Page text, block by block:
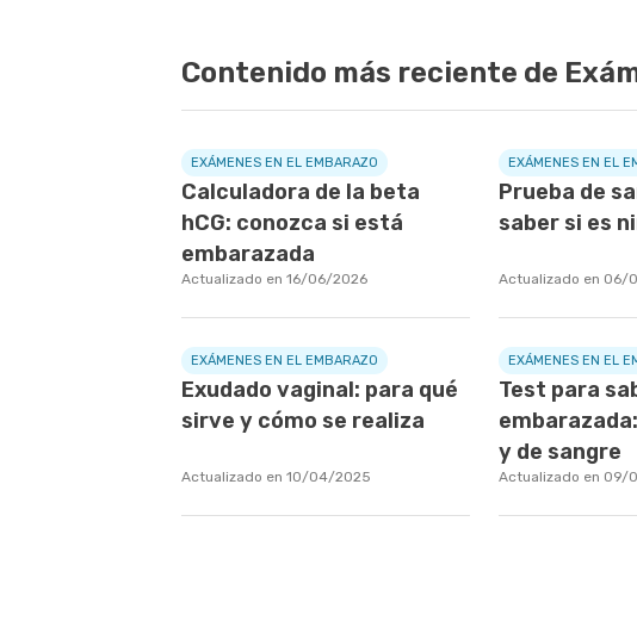
Contenido más reciente de
EXÁMENES EN EL EMBARAZO
Calculadora de la beta
hCG: conozca si está
embarazada
Actualizado en 16/06/2026
EXÁMENES EN EL
Prueba de
saber si es
Actualizado en 06/
EXÁMENES EN EL EMBARAZO
Exudado vaginal: para qué
sirve y cómo se realiza
Actualizado en 10/04/2025
EXÁMENES EN EL
Test para
y de sangre
Actualizado en 09/